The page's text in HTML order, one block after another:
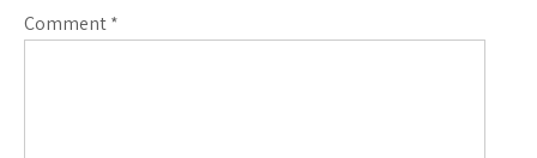
Comment*